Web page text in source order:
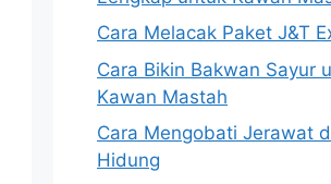
Cara Melacak Paket J&T
Cara Bikin Bakwan Sayur
Kawan Mastah
Cara Mengobati Jerawat
Hidung